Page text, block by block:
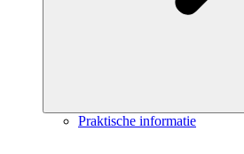
Praktische informatie